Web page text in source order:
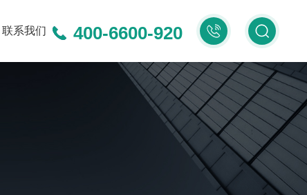
400-
6600-
920
400-6600-920
联系我们